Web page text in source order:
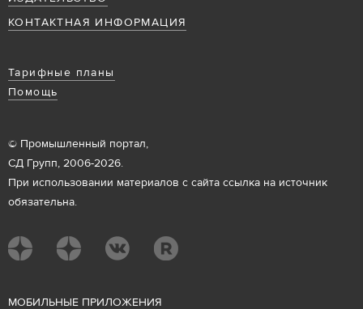
КОНТАКТНАЯ ИНФОРМАЦИЯ
Тарифные планы
Помощь
© Промышленный портал,
СД Групп, 2006-2026.
При использовании материалов с сайта ссылка на источник
обязательна.
МОБИЛЬНЫЕ ПРИЛОЖЕНИЯ